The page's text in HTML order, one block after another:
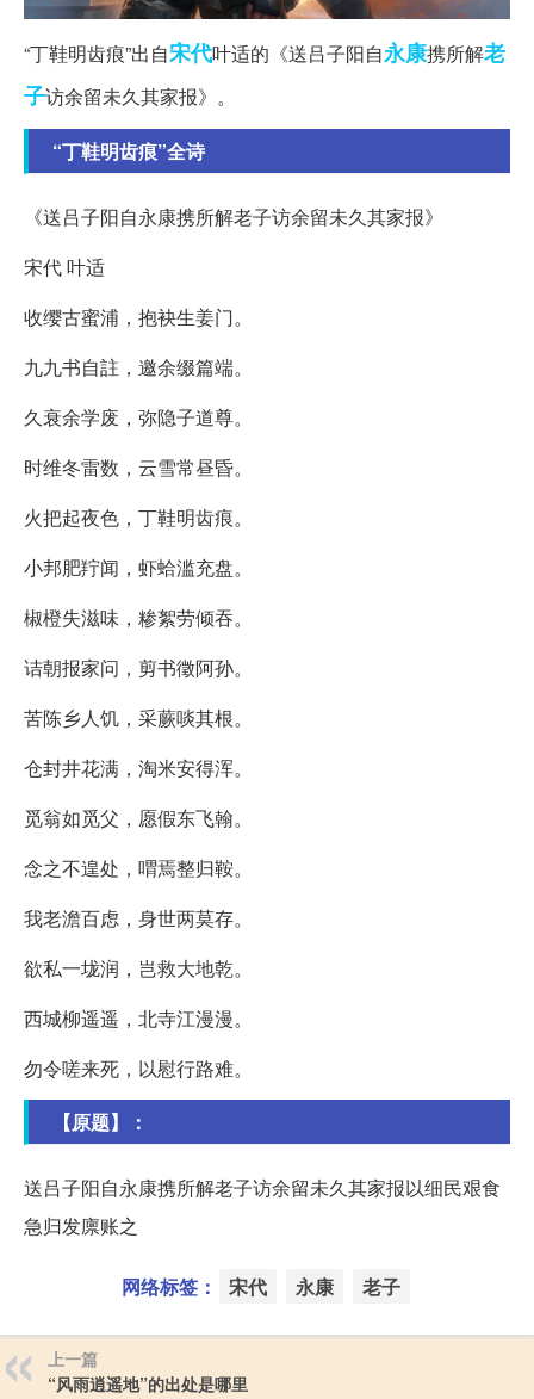
“丁鞋明齿痕”出自宋代叶适的《送吕子阳自永康携所解老
子访余留未久其家报》。
“丁鞋明齿痕”全诗
《送吕子阳自永康携所解老子访余留未久其家报》
宋代 叶适
收缨古蜜浦，抱袂生姜门。
九九书自註，邀余缀篇端。
久衰余学废，弥隐子道尊。
时维冬雷数，云雪常昼昏。
火把起夜色，丁鞋明齿痕。
小邦肥羜闻，虾蛤滥充盘。
椒橙失滋味，糁絮劳倾吞。
诘朝报家问，剪书徵阿孙。
苦陈乡人饥，采蕨啖其根。
仓封井花满，淘米安得浑。
觅翁如觅父，愿假东飞翰。
念之不遑处，喟焉整归鞍。
我老澹百虑，身世两莫存。
欲私一垅润，岂救大地乾。
西城柳遥遥，北寺江漫漫。
勿令嗟来死，以慰行路难。
【原题】：
送吕子阳自永康携所解老子访余留未久其家报以细民艰食
急归发廪账之
网络标签： 宋代 永康 老子
上一篇
“风雨逍遥地”的出处是哪里